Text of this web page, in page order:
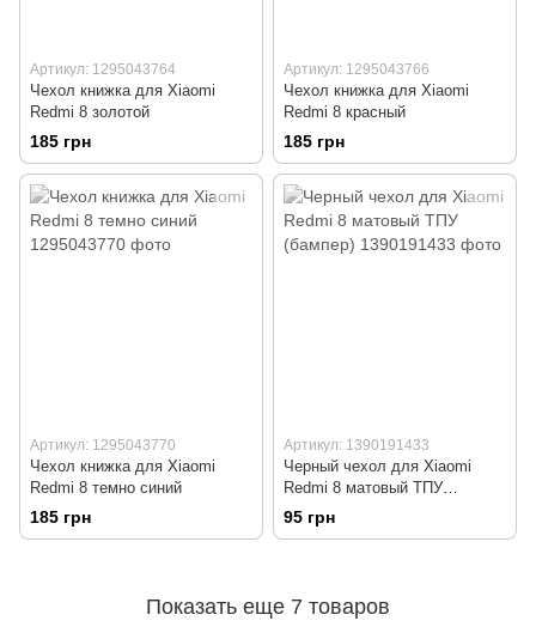
Артикул: 1295043764
Чехол книжка для Xiaomi
Redmi 8 золотой
185 грн
Артикул: 1295043766
Чехол книжка для Xiaomi
Redmi 8 красный
185 грн
Артикул: 1295043770
Чехол книжка для Xiaomi
Redmi 8 темно синий
185 грн
Артикул: 1390191433
Черный чехол для Xiaomi
Redmi 8 матовый ТПУ
(бампер)
95 грн
Показать еще 7 товаров